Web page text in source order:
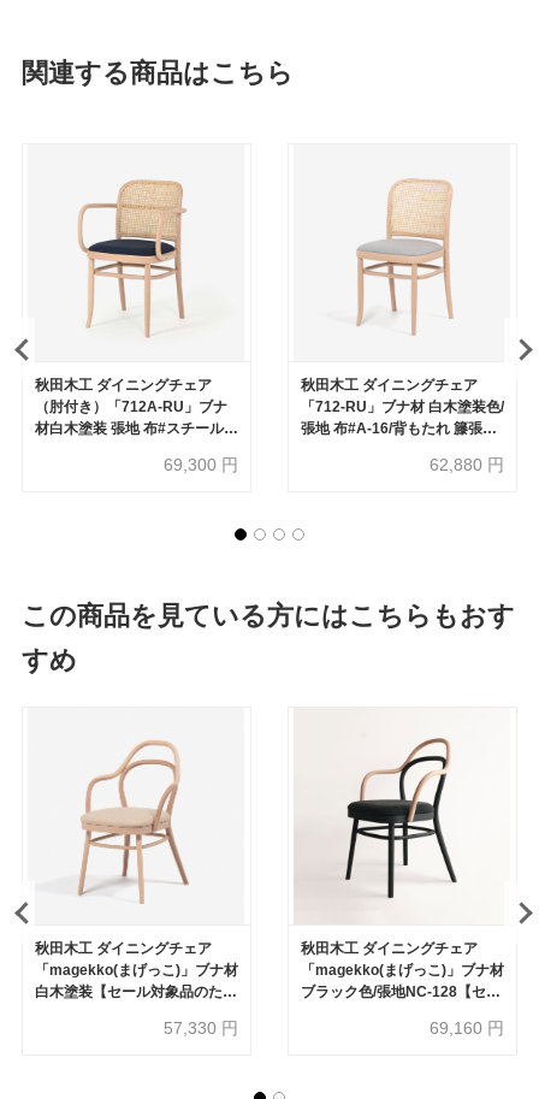
関連する商品はこちら
秋田木工 ダイニングチェア
（肘付き）「712A-RU」ブナ
材白木塗装 張地 布#スチールカ
り【セール対象品のため
69,300 円
秋田木工 ダイニングチェア
「712-RU」ブナ材 白木塗装色/
張地 布#A-16/背もたれ 籐張り
62,880 円
この商品を見ている方にはこちらもおす
すめ
秋田木工 ダイニングチェア
「magekko(まげっこ)」ブナ材
白木塗装【セール対象品のため
57,330 円
秋田木工 ダイニングチェア
「magekko(まげっこ)」ブナ材
ブラック色/張地NC-128【セー
69,160 円